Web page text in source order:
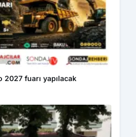
fuarı yapılacak